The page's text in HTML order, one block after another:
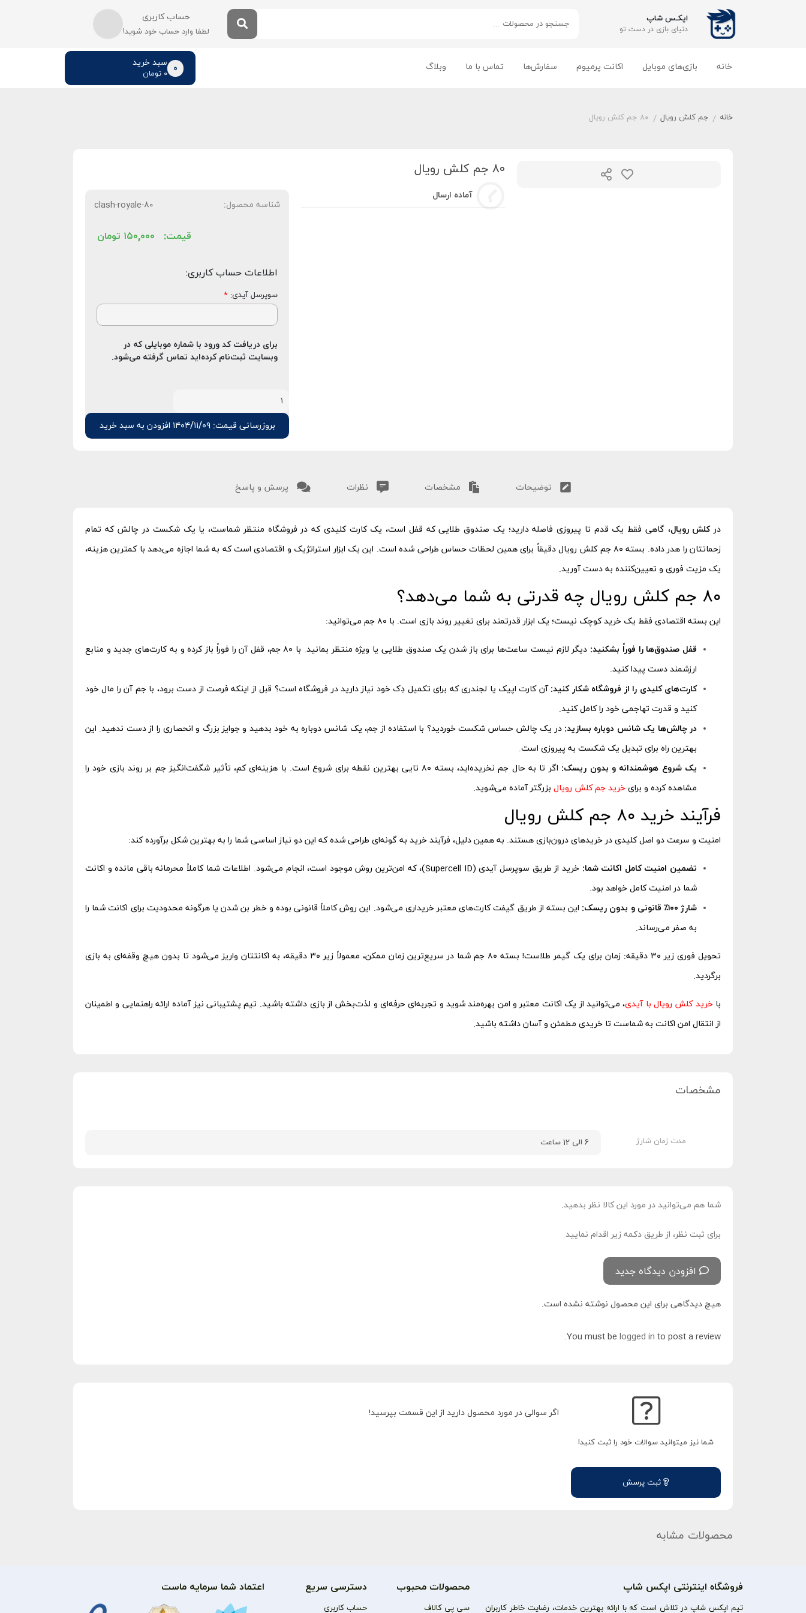
اپکـس شاپ
دنیای بازی‌ در دست تو
حساب کاربری
لطفا وارد حساب خود شوید!
خانه بازی‌های موبایل اکانت پرمیوم سفارش‌ها تماس با ما وبلاگ سبد خرید
تومان۰
0
خانه / جم کلش رویال / ۸۰ جم کلش رویال
۸۰ جم کلش رویال
آماده ارسال
شناسه محصول:
clash-royale-80
قیمت: تومان ۱۵۰,۰۰۰
اطلاعات حساب کاربری:
سوپرسل آیدی: *
برای دریافت کد ورود با شماره موبایلی که در
وبسایت ثبت‌نام کرده‌اید تماس گرفته می‌شود.
بروزرسانی قیمت: ۱۴۰۴/۱۱/۰۹
توضیحات مشخصات نظرات پرسش و پاسخ
درکلش رویال، گاهی فقط یک قدم تا پیروزی فاصله دارید؛ یک صندوق طلایی که قفل است، یک کارت کلیدی که در فروشگاه منتظر شماست، یا یک شکست در چالش که تمام
زحماتتان را هدر داده. بسته ۸۰ جم کلش رویال دقیقاً برای همین لحظات حساس طراحی شده است. این یک ابزار استراتژیک و اقتصادی است که به شما اجازه می‌دهد با کمترین هزینه،
یک مزیت فوری و تعیین‌کننده به دست آورید.
۸۰ جم کلش رویال چه قدرتی به شما می‌دهد؟
این بسته اقتصادی فقط یک خرید کوچک نیست؛ یک ابزار قدرتمند برای تغییر روند بازی است. با ۸۰ جم می‌توانید:
قفل صندوق‌ها را فوراً بشکنید:
دیگر لازم نیست ساعت‌ها برای باز شدن یک صندوق طلایی یا ویژه منتظر بمانید. با ۸۰ جم، قفل آن را فوراً باز کرده و به کارت‌های جدید و منابع
ارزشمند دست پیدا کنید.
کارت‌های کلیدی را از فروشگاه شکار کنید: آن کارت اپیک یا لجندری که برای تکمیل دِک خود نیاز دارید در فروشگاه است؟ قبل از اینکه فرصت از دست برود، با جم آن را مال خود
کنید و قدرت تهاجمی خود را کامل کنید.
در چالش‌ها یک شانس دوباره بسازید: در یک چالش حساس شکست خوردید؟ با استفاده از جم، یک شانس دوباره به خود بدهید و جوایز بزرگ و انحصاری را از دست ندهید. این
بهترین راه برای تبدیل یک شکست به پیروزی است.
یک شروع هوشمندانه و بدون ریسک:
اگر تا به حال جم نخریده‌اید، بسته ۸۰ تایی بهترین نقطه برای شروع است. با هزینه‌ای کم، تأثیر شگفت‌انگیز جم بر روند بازی خود را
مشاهده کرده و برای خرید جم کلش رویال بزرگتر آماده می‌شوید.
فرآیند خرید ۸۰ جم کلش رویال
امنیت و سرعت دو اصل کلیدی در خریدهای درون‌بازی هستند. به همین دلیل، فرآیند خرید به گونه‌ای طراحی شده که این دو نیاز اساسی شما را به بهترین شکل برآورده کند:
تضمین امنیت کامل اکانت شما:
خرید از طریق سوپرسل آیدی (Supercell ID)، که امن‌ترین روش موجود است، انجام می‌شود. اطلاعات شما کاملاً محرمانه باقی مانده و اکانت
شما در امنیت کامل خواهد بود.
شارژ ۱۰۰٪ قانونی و بدون ریسک:
این بسته از طریق گیفت کارت‌های معتبر خریداری می‌شود. این روش کاملاً قانونی بوده و خطر بن شدن یا هرگونه محدودیت برای اکانت شما را
به صفر می‌رساند.
تحویل فوری زیر ۳۰ دقیقه: زمان برای یک گیمر طلاست! بسته ۸۰ جم شما در سریع‌ترین زمان ممکن، معمولاً زیر ۳۰ دقیقه، به اکانتتان واریز می‌شود تا بدون هیچ وقفه‌ای به بازی
برگردید.
باخرید کلش رویال با آیدی، می‌توانید از یک اکانت معتبر و امن بهره‌مند شوید و تجربه‌ای حرفه‌ای و لذت‌بخش از بازی داشته باشید. تیم پشتیبانی نیز آماده ارائه راهنمایی و اطمینان
از انتقال امن اکانت به شماست تا خریدی مطمئن و آسان داشته باشید.
مشخصات
مدت زمان شارژ 6 الی 12 ساعت
شما هم می‌توانید در مورد این کالا نظر بدهید.
برای ثبت نظر، از طریق دکمه زیر اقدام نمایید.
افزودن دیدگاه جدید
هیچ دیدگاهی برای این محصول نوشته نشده است.
You must be logged in to post a review.
شما نیز میتوانید سوالات خود را ثبت کنید!
اگر سوالی در مورد محصول دارید از این قسمت بپرسید!
محصولات مشابه
فروشگاه اینترنتی اپکس شاپ
تیم اپکس شاپ در تلاش است که با ارائه بهترین خدمات، رضایت خاطر کاربران
محصولات محبوب
سی پی کالاف
دسترسی سریع
حساب کاربری
اعتماد شما سرمایه ماست